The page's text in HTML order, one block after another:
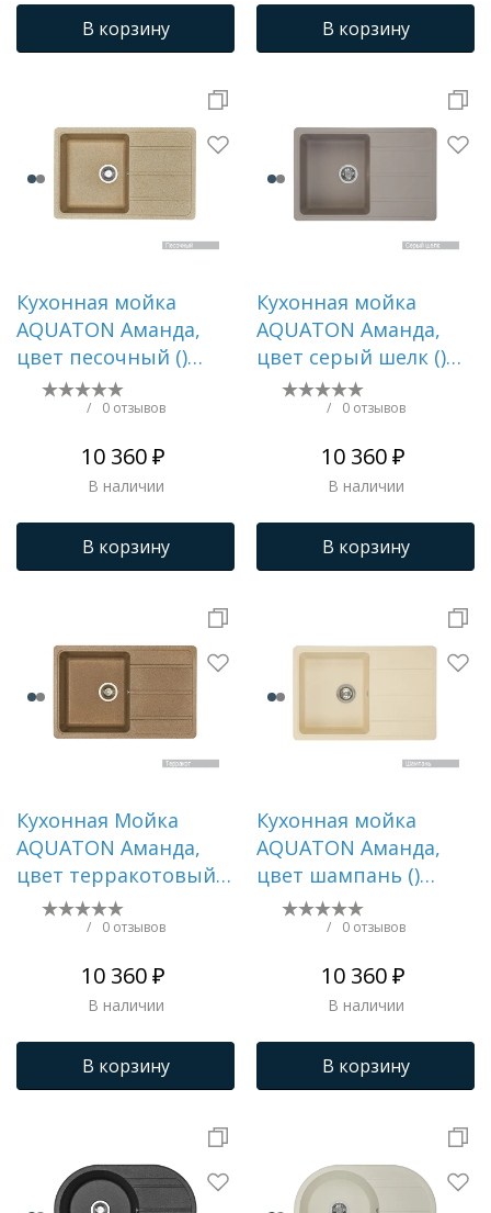
В корзину В корзину
Кухонная мойка
AQUATON Аманда,
цвет песочный ()
1A712832AD220
/ 0 отзывов
10 360 ₽
В наличии
В корзину
Кухонная мойка
AQUATON Аманда,
цвет серый шелк ()
1A712832AD250
/ 0 отзывов
10 360 ₽
В наличии
В корзину
Кухонная Мойка
AQUATON Аманда,
цвет терракотовый
() 1A712832AD270
/ 0 отзывов
10 360 ₽
В наличии
В корзину
Кухонная мойка
AQUATON Аманда,
цвет шампань ()
1A712832AD290
/ 0 отзывов
10 360 ₽
В наличии
В корзину